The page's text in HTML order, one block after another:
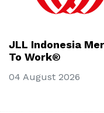
JLL Indonesia
To Work®
04 August 2026